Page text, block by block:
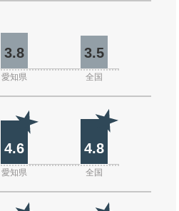
3.8 3.5
愛知県 全国
4.6 4.8
愛知県 全国